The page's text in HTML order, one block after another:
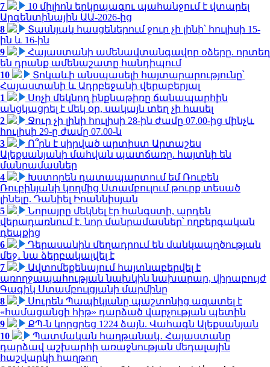
7
10 միլիոն երկրպագու պահանջում է վտարել
Արգենտինային ԱԱ-2026-ից
8
Տասնյակ հասցեներում ջուր չի լինի՝ հուլիսի 15-
ին և 16-ին
9
Հայաստանի ամենավտանգավոր օձերը. որտեղ
են դրանք ամենաշատը հանդիպում
10
Տոկաևի անսպասելի հայտարարությունը՝
Հայաստանի և Ադրբեջանի վերաբերյալ
1
Սոչի մեկնող ինքնաթիռը ճանապարհին
անցկացրել է մեկ օր, սակայն տեղ չի հասել
2
Ջուր չի լինի հուլիսի 28-ին ժամը 07.00-ից մինչև
հուլիսի 29-ը ժամը 07.00-ն
3
Ո՞րն է սիրված արտիստ Արտաշես
Ալեքսանյանի մահվան պատճառը. հայտնի են
մանրամասներ
4
Խստորեն դատապարտում եմ Ռուբեն
Ռուբինյանի կողմից Ստամբուլում թուրք տեսած
լինելը. Դանիել Իոաննիսյան
5
Նորայրը մեկնել էր հանգստի, արդեն
վերադառնում է. նոր մանրամասներ՝ ողբերգական
դեպքից
6
Դերասանին մեղադրում են մանկապղծության
մեջ․ նա ձերբակալվել է
7
Ավտոմեքենայում հայտնաբերվել է
առողջապահության նախկին նախարար, վիրաբույժ
Գագիկ Ստամբուլցյանի մարմինը
8
Սուրեն Պապիկյանը պաշտոնից ազատել է
«համացանցի հիթ» դարձած վարչության պետին
9
ՔՊ-ն կորցրեց 1224 ձայն. Վահագն Ալեքսանյան
10
Պատմական հաղթանակ․ Հայաստանը
դարձավ աշխարհի առաջնության մեդալային
հաշվարկի հաղթող